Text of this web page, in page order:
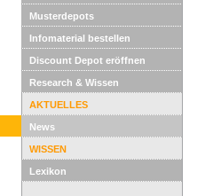
Musterdepots
Infomaterial bestellen
Discount Depot eröffnen
Research & Wissen
AKTUELLES
News
WISSEN
Lexikon